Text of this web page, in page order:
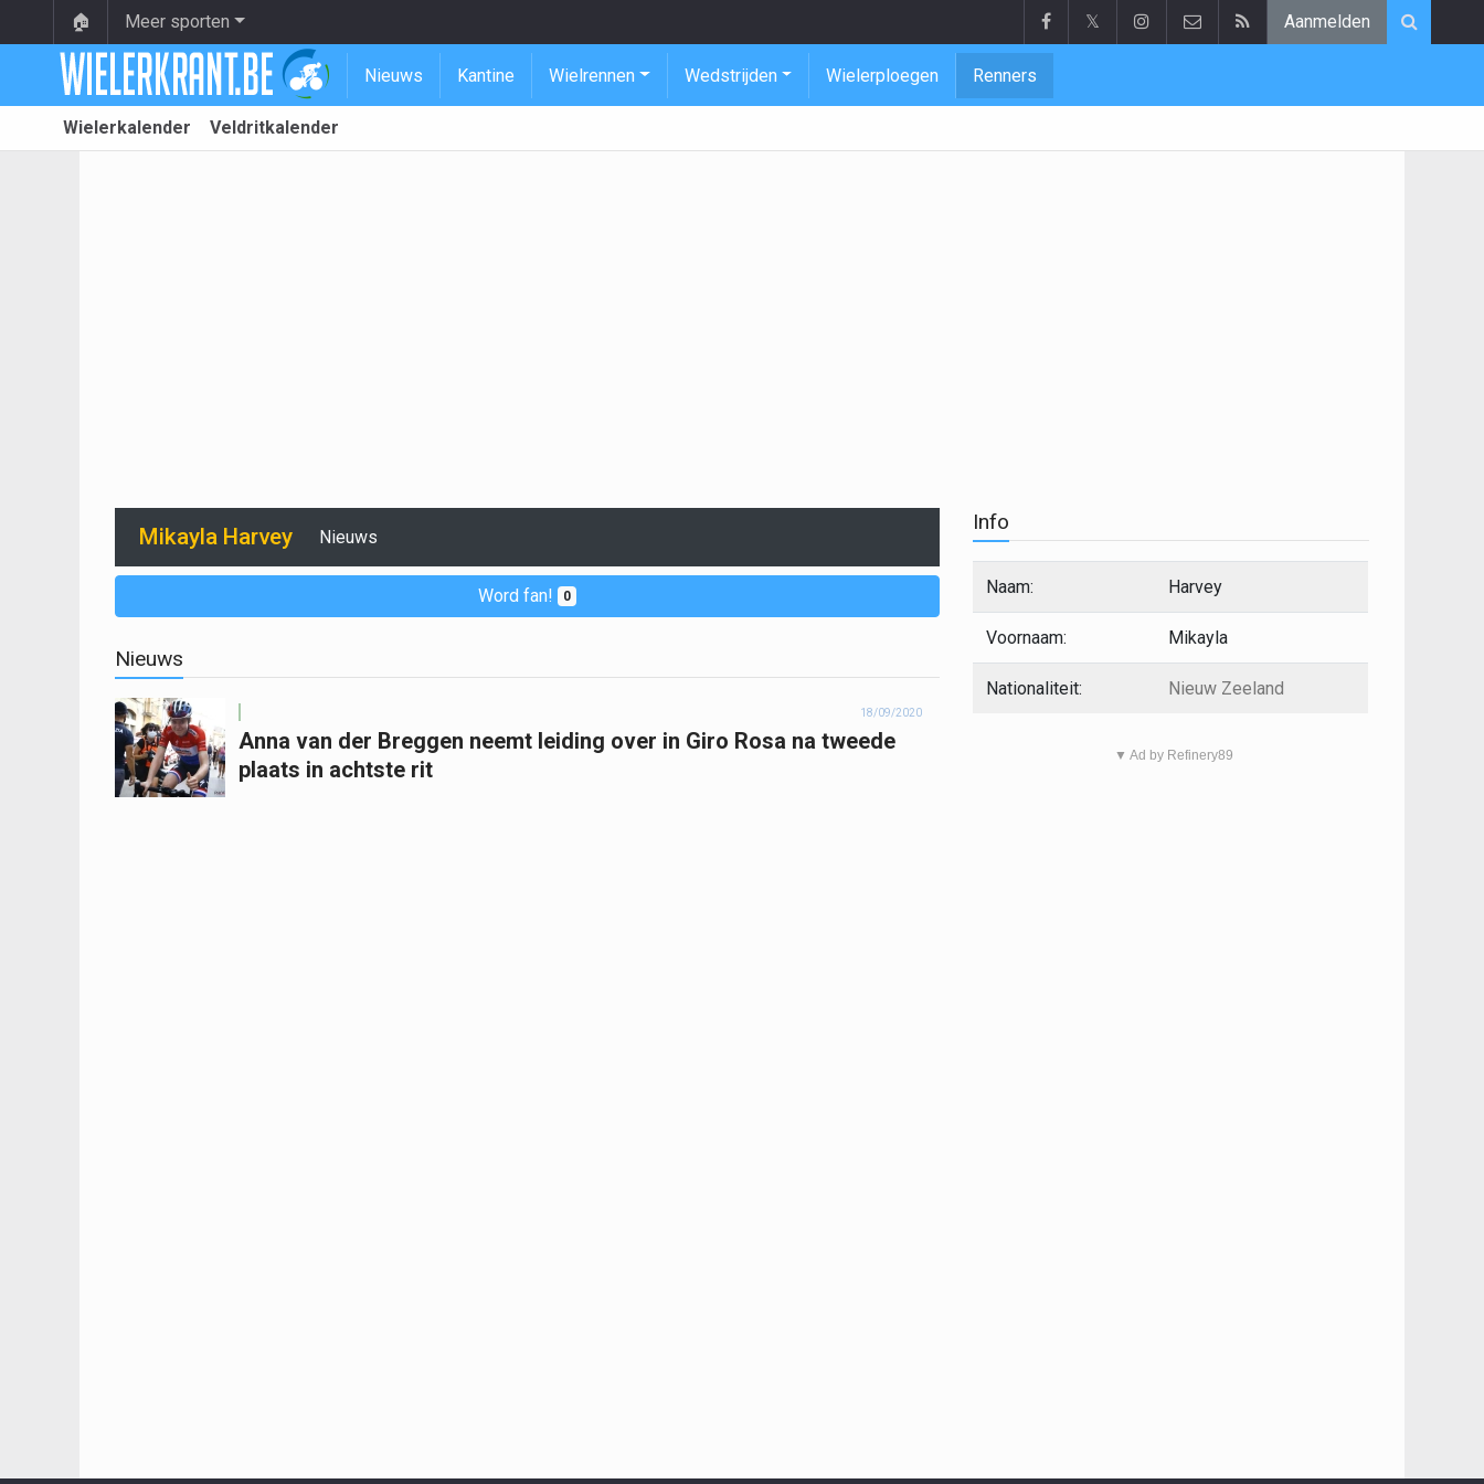
🏠 Meer sporten 𝕏 Aanmelden
Nieuws Kantine Wielrennen Wedstrijden Wielerploegen Renners
Wielerkalender Veldritkalender
Mikayla Harvey Nieuws
Word fan! 0
Nieuws
18/09/2020
Anna van der Breggen neemt leiding over in Giro Rosa na tweede
plaats in achtste rit
Info
Naam: Harvey
Voornaam: Mikayla
Nationaliteit: Nieuw Zeeland
▼ Ad by Refinery89